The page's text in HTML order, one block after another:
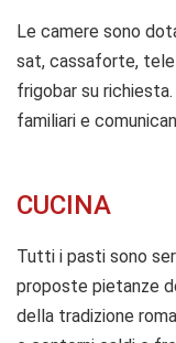
Le camere sono
sat, cassaforte,
frigobar su
familiari e
CUCINA
Tutti i pasti sono
proposte pietanze
della tradizione